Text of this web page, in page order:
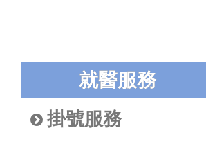
就醫服務
掛號服務